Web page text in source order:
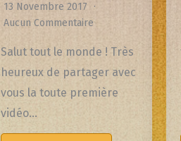
13 Novembre 2017
Aucun Commentaire
Salut tout le monde ! Très
heureux de partager avec
vous la toute première
vidéo…